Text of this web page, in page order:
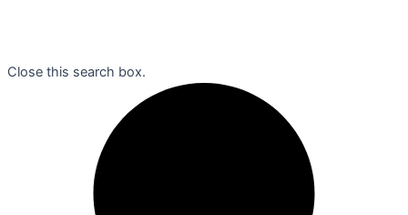
Close this search box.